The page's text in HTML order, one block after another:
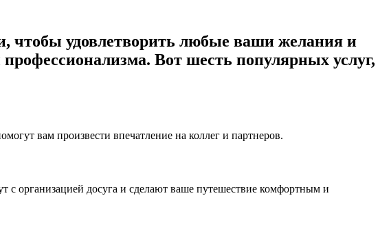
чтобы удовлетворить любые ваши желания и
Вот шесть популярных услуг,
вам произвести впечатление на коллег и партнеров.
организацией досуга и сделают ваше путешествие комфортным и